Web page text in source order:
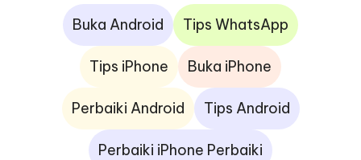
Buka Android Tips WhatsApp
Tips iPhone Buka iPhone
Perbaiki Android Tips Android
Perbaiki iPhone Perbaiki